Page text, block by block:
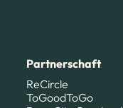
Partnerschaft
ReCircle
ToGoodToGo